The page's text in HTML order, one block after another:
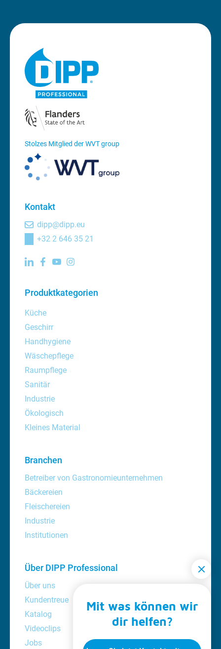
Stolzes Mitglied der WVT group
Kontakt
dipp@dipp.eu
+32 2 646 35 21
Produktkategorien
Küche
Geschirr
Handhygiene
Wäschepflege
Raumpflege
Sanitär
Industrie
Ökologisch
Kleines Material
Branchen
Betreiber von Gastronomieunternehmen
Bäckereien
Fleischereien
Industrie
Institutionen
Über DIPP Professional
Über uns
Kundentreue
Katalog
Videoclips
Jobs
Mit was können wir
dir helfen?